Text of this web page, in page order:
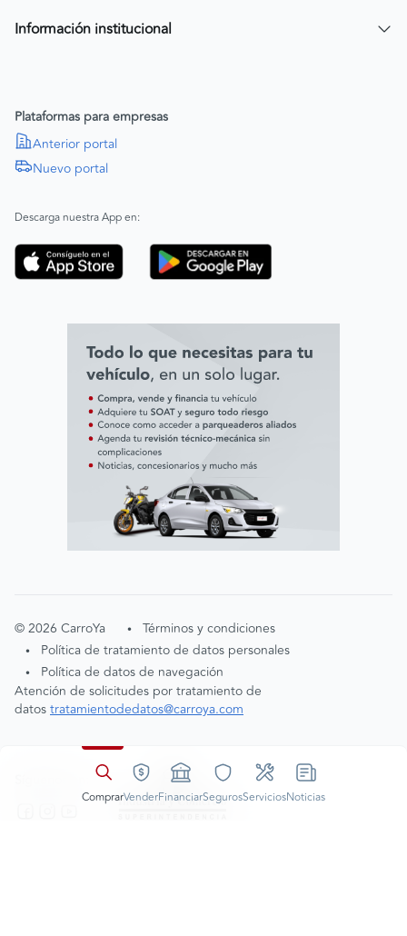
ComprarVenderFinanciarSegurosServiciosNoticias
Compra y Venta Segura
Información institucional
Política de Derechos Humanos
SAGRILAFT
Código de ética
Línea ética ADL digital Lab
Descarga nuestra App en:
Plataformas para empresas
Anterior portal
Nuevo portal
©2026 CarroYa • Términos y condiciones
• Política de tratamiento de datos personales
•
Política de datos de navegación
Atención de solicitudes por tratamiento de
datostratamientodedatos@carroya.com
Aceptación cookies
consideramos que aceptas nuestras
Políticas de datos de navegación